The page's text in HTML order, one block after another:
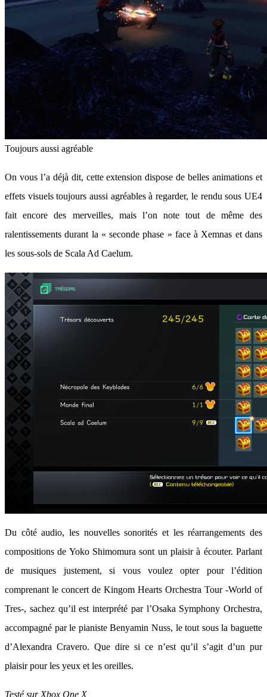
Toujours aussi agréable
On vous l’a déjà dit, cette extension dispose de belles animations et
effets visuels toujours aussi agréables à regarder, le rendu sous UE4
fait encore des merveilles, mais l’on note tout de même des
ralentissements durant la « seconde phase » face à Xemnas et dans
les sous-sols de Scala Ad Caelum.
Du côté audio, les nouvelles sonorités et les réarrangements des
compositions de Yoko Shimomura sont un plaisir à écouter. Parlant
de musiques justement, si vous voulez opter pour l’édition
comprenant le concert de Kingom Hearts Orchestra Tour -World of
Tres-, sachez qu’il est interprété par l’Osaka Symphony Orchestra,
accompagné par le pianiste Benyamin Nuss, le tout sous la baguette
d’Alexandra Cravero. Que dire si ce n’est qu’il s’agit d’un pur
plaisir pour les yeux et les oreilles.
Testé sur Xbox One X